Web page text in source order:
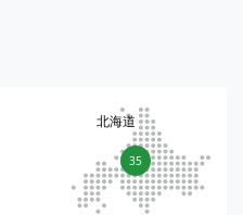
35
北海道